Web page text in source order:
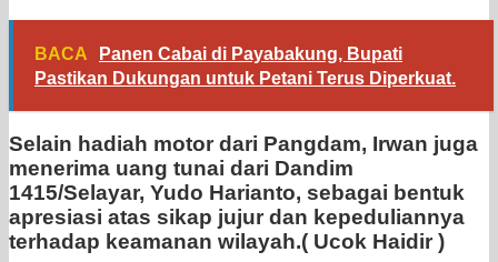
BACA
Panen Cabai di Payabakung, Bupati
Pastikan Dukungan untuk Petani Terus Diperkuat.
Selain hadiah motor dari Pangdam, Irwan juga
menerima uang tunai dari Dandim
1415/Selayar, Yudo Harianto, sebagai bentuk
apresiasi atas sikap jujur dan kepeduliannya
terhadap keamanan wilayah.( Ucok Haidir )